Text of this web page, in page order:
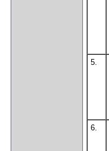
5.
6.